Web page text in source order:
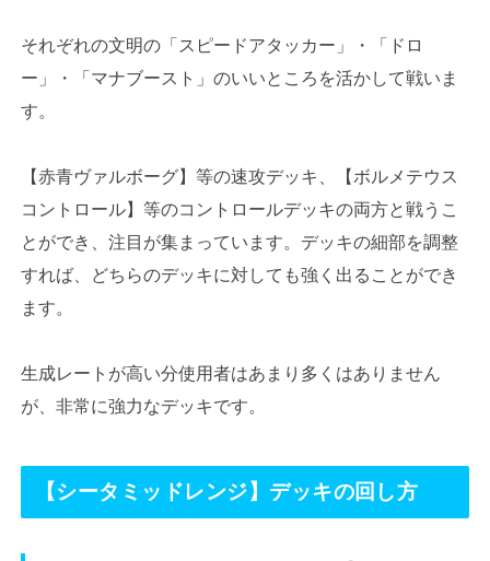
それぞれの文明の「スピードアタッカー」・「ドロ
ー」・「マナブースト」のいいところを活かして戦いま
す。
【赤青ヴァルボーグ】等の速攻デッキ、【ボルメテウス
コントロール】等のコントロールデッキの両方と戦うこ
とができ、注目が集まっています。デッキの細部を調整
すれば、どちらのデッキに対しても強く出ることができ
ます。
生成レートが高い分使用者はあまり多くはありません
が、非常に強力なデッキです。
【シータミッドレンジ】 デッキの回し方